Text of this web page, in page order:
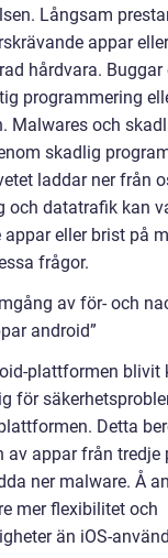
Långsam
appar
hårdvara.
programmering
Malwares och
skadlig
laddar ner från
och datatrafik kan
eller brist på
frågor.
av för- och
android”
plattformen blivit
för
Detta
appar från tredje
ner malware. Å
mer flexibilitet och
än iOS-